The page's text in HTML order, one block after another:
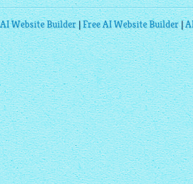
AI Website Builder|Free AI Website Builder|